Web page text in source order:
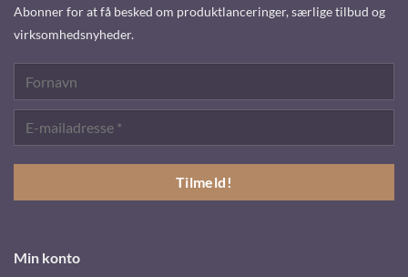
Min konto
Abonner for at få besked om produktlanceringer, særlige tilbud og
virksomhedsnyheder.